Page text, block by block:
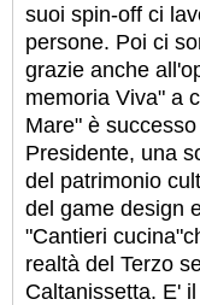
suoi spin-off ci
persone. Poi ci
grazie anche
memoria Viva" a
Mare" è
Presidente, una
del patrimonio
del game design
"Cantieri
realtà del Terzo
Caltanissetta. E'